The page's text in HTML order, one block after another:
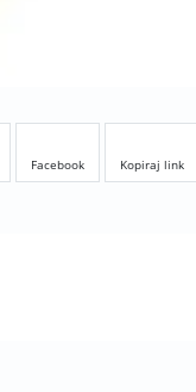
Facebook Kopiraj link